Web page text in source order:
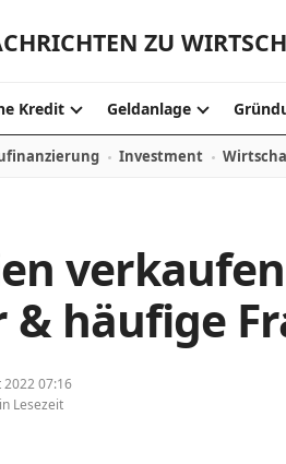
ZU
Kredit Geldanlage
Investment
& häufige
07:16
Lesezeit